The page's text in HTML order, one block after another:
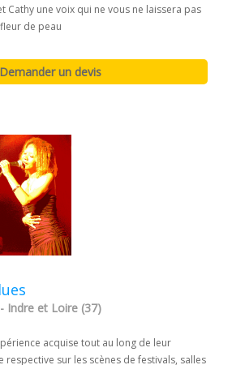
Cathy une voix qui ne vous ne laissera pas
de peau
Indre et Loire (37)
acquise tout au long de leur
sur les scènes de festivals, salles